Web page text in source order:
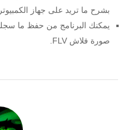
بشرح ما تريد على جهاز الكمبيوتر.
صورة فلاش FLV.